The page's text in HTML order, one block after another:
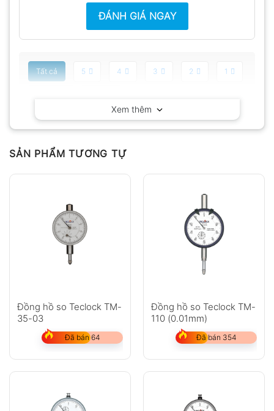
ĐÁNH GIÁ NGAY
Tất cả 5 4 3 2 1
Chưa có đánh giá nào.
Không có bình luận nào
Xem thêm
SẢN PHẨM TƯƠNG TỰ
Đồng hồ so Teclock TM-
35-03
Đã bán 64
Đồng hồ so Teclock TM-
110 (0.01mm)
Đã bán 354